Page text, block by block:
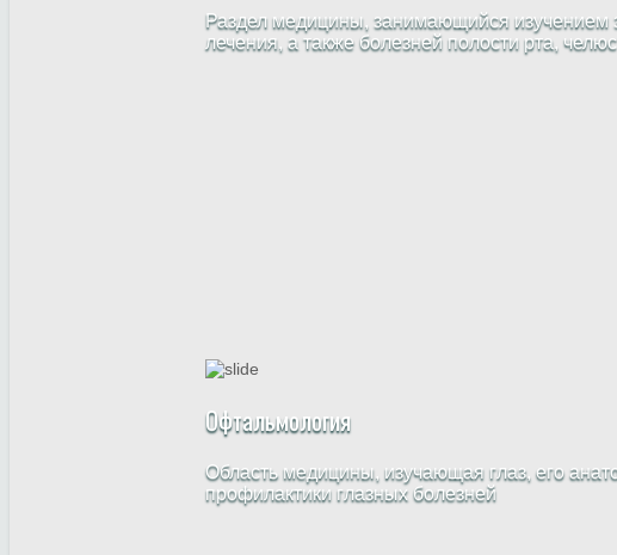
Раздел медицины, занимающийся изучением
лечения, а также болезней полости рта,
Офтальмология
Область медицины, изучающая глаз, его
профилактики глазных болезней